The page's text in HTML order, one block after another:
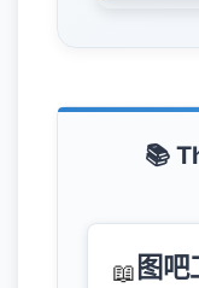
📚
📖 图